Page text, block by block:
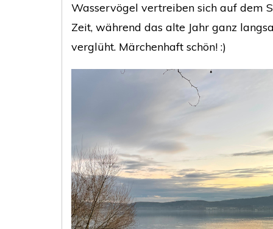
Wasservögel vertreiben sich auf dem
Zeit, während das alte Jahr ganz
verglüht. Märchenhaft schön! :)